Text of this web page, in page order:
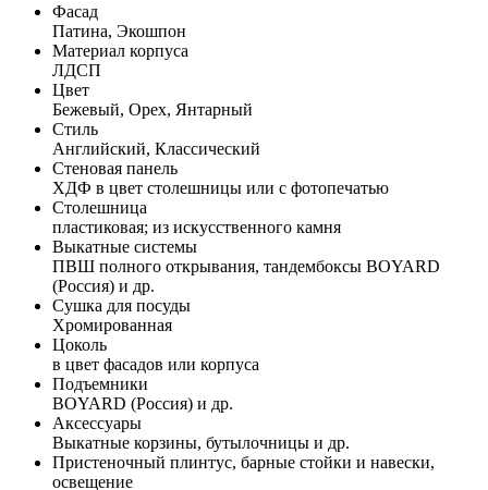
Фасад
Патина, Экошпон
Материал корпуса
ЛДСП
Цвет
Бежевый, Орех, Янтарный
Стиль
Английский, Классический
Стеновая панель
ХДФ в цвет столешницы или с фотопечатью
Столешница
пластиковая; из искусственного камня
Выкатные системы
ПВШ полного открывания, тандембоксы BOYARD
(Россия) и др.
Сушка для посуды
Хромированная
Цоколь
в цвет фасадов или корпуса
Подъемники
BOYARD (Россия) и др.
Аксессуары
Выкатные корзины, бутылочницы и др.
Пристеночный плинтус, барные стойки и навески,
освещение